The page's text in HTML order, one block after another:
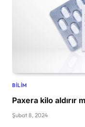
BILIM
Paxera kilo aldırır
Şubat 8, 2024